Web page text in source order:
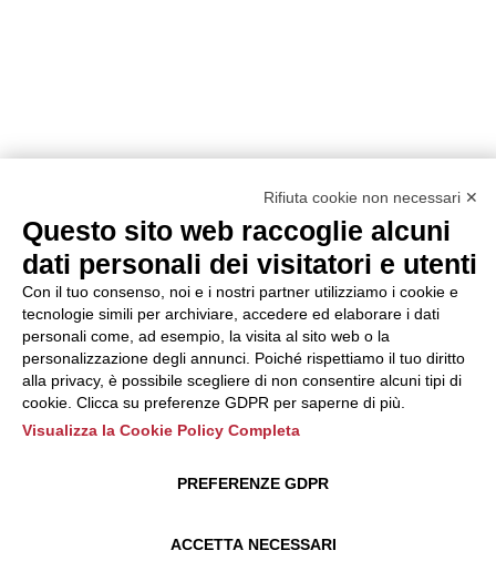
Rifiuta cookie non necessari ✕
Questo sito web raccoglie alcuni
dati personali dei visitatori e utenti
Con il tuo consenso, noi e i nostri partner utilizziamo i cookie e
tecnologie simili per archiviare, accedere ed elaborare i dati
personali come, ad esempio, la visita al sito web o la
personalizzazione degli annunci. Poiché rispettiamo il tuo diritto
alla privacy, è possibile scegliere di non consentire alcuni tipi di
cookie. Clicca su preferenze GDPR per saperne di più.
Visualizza la Cookie Policy Completa
ACCETTA NECESSARI
PREFERENZE GDPR